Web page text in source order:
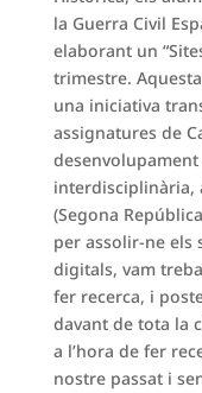
la Guerra Civil
elaborant un
trimestre.
una iniciativa
assignatures de
desenvolupament
interdisciplinària,
(Segona
per assolir-ne els
digitals, vam
fer recerca, i
davant de tota la
a l’hora de fer
nostre passat i